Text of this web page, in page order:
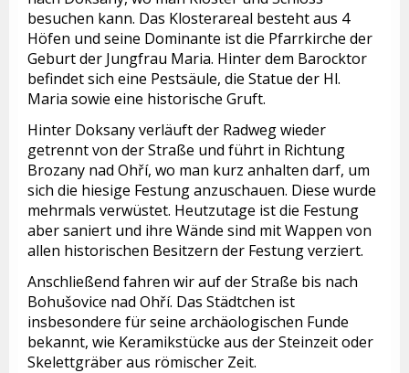
besuchen kann. Das Klosterareal besteht aus 4
Höfen und seine Dominante ist die Pfarrkirche der
Geburt der Jungfrau Maria. Hinter dem Barocktor
befindet sich eine Pestsäule, die Statue der Hl.
Maria sowie eine historische Gruft.
Hinter Doksany verläuft der Radweg wieder
getrennt von der Straße und führt in Richtung
Brozany nad Ohří, wo man kurz anhalten darf, um
sich die hiesige Festung anzuschauen. Diese wurde
mehrmals verwüstet. Heutzutage ist die Festung
aber saniert und ihre Wände sind mit Wappen von
allen historischen Besitzern der Festung verziert.
Anschließend fahren wir auf der Straße bis nach
Bohušovice nad Ohří. Das Städtchen ist
insbesondere für seine archäologischen Funde
bekannt, wie Keramikstücke aus der Steinzeit oder
Skelettgräber aus römischer Zeit.